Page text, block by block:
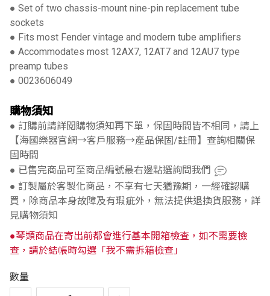
● Set of two chassis-mount nine-pin replacement tube
sockets
● Fits most Fender vintage and modern tube amplifiers
● Accommodates most 12AX7, 12AT7 and 12AU7 type
preamp tubes
● 0023606049
購物須知
● 訂購前請詳閱購物須知再下單，保固時間皆不相同，請上
【海國樂器官網→客戶服務→產品保固/註冊】查詢相關保
固時間
● 已售完商品可至商品編號最右邊點選詢問我們
● 訂製屬於客製化商品，不享有七天猶豫期，一經確認購
買，除商品本身故障及有瑕疵外，無法提供退換貨服務，詳
見購物須知
●琴類商品在寄出前都會進行基本開箱檢查，如不需要檢
查，請於結帳時勾選「我不需拆箱檢查」
數量